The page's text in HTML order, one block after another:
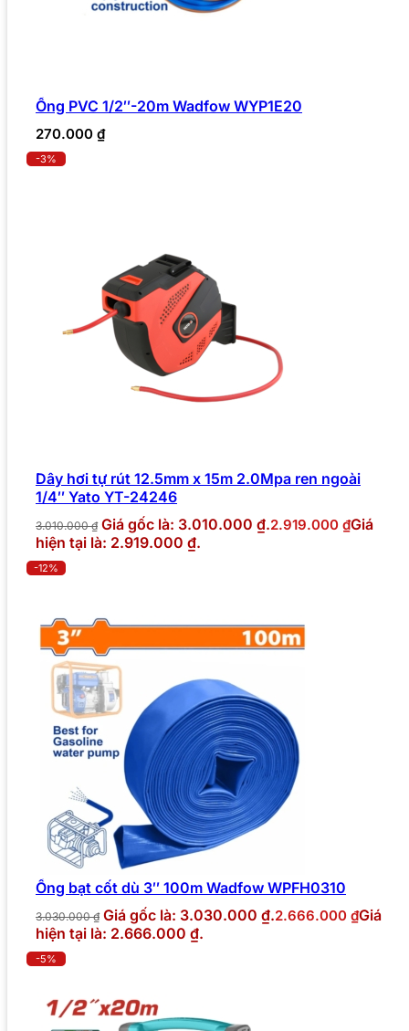
Ống PVC 1/2″-20m Wadfow WYP1E20
270.000 ₫
-3%
Dây hơi tự rút 12.5mm x 15m 2.0Mpa ren ngoài
1/4″ Yato YT-24246
3.010.000₫ Giá gốc là: 3.010.000 ₫.2.919.000 ₫Giá
hiện tại là: 2.919.000 ₫.
-12%
Ống bạt cốt dù 3″ 100m Wadfow WPFH0310
3.030.000₫ Giá gốc là: 3.030.000 ₫.2.666.000 ₫Giá
hiện tại là: 2.666.000 ₫.
-5%